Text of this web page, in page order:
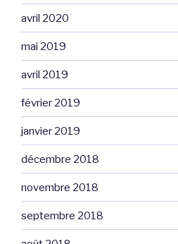
avril 2020
mai 2019
avril 2019
février 2019
janvier 2019
décembre 2018
novembre 2018
septembre 2018